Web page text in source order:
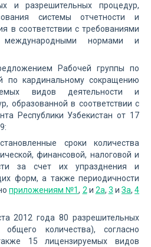
и разрешительных процедур,
системы отчетности и
в соответствии с требованиями
международными нормами и
Рабочей группы по
по кардинальному сокращению
видов деятельности и
образованной в соответствии с
Республики Узбекистан от 17
сроки количества
финансовой, налоговой и
за счет их упразднения и
форм, а также периодичности
приложениям №1, 2 и 2а, 3 и За,4
2012 года 80 разрешительных
количества), согласно
15 лицензируемых видов